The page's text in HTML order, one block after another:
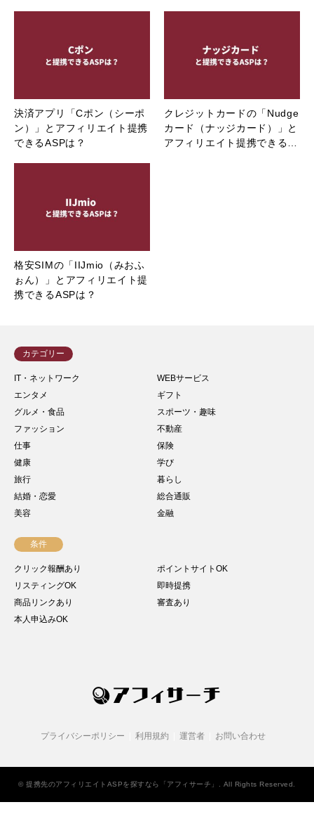
決済アプリ「Cポン（シーポ
ン）」とアフィリエイト提携
できるASPは？
クレジットカードの「Nudge
カード（ナッジカード）」と
アフィリエイト提携できる…
格安SIMの「IIJmio（みおふ
ぉん）」とアフィリエイト提
携できるASPは？
カテゴリー
IT・ネットワーク
WEBサービス
エンタメ
ギフト
グルメ・食品
スポーツ・趣味
ファッション
不動産
仕事
保険
健康
学び
旅行
暮らし
結婚・恋愛
総合通販
美容
金融
条件
クリック報酬あり
ポイントサイトOK
リスティングOK
即時提携
商品リンクあり
審査あり
本人申込みOK
プライバシーポリシー 利用規約 運営者 お問い合わせ
©提携先のアフィリエイトASPを探すなら「アフィサーチ」 . All Rights Reserved.